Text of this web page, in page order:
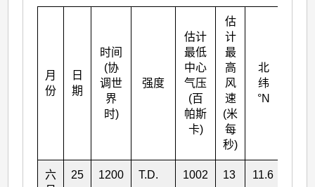
月
份
日
期
时间
(协
调世
界
时)
强度
估计
最低
中心
气压
(百
帕斯
卡)
估
计
最
高
风
速
(米
每
秒)
北
纬
°N
六
25 1200 T.D. 1002 13 11.6